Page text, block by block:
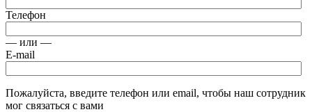
Телефон
— или —
E-mail
Пожалуйста, введите телефон или email, чтобы наш сотрудник
мог связаться с вами